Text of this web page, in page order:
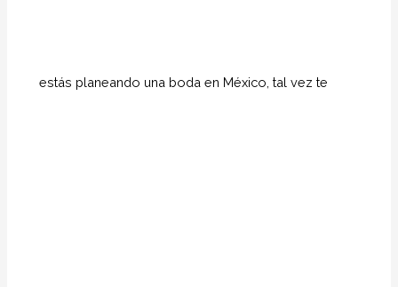
estás planeando una boda en México, tal vez te